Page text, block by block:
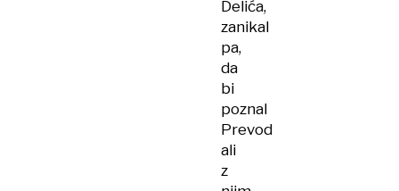
Delića,
zanikal
pa,
da
bi
poznal
Prevod
ali
z